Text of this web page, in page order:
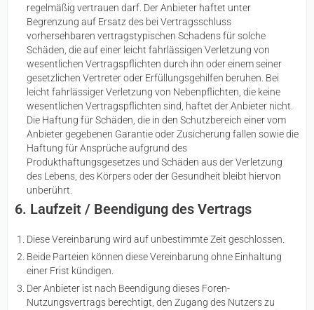
regelmäßig vertrauen darf. Der Anbieter haftet unter
Begrenzung auf Ersatz des bei Vertragsschluss
vorhersehbaren vertragstypischen Schadens für solche
Schäden, die auf einer leicht fahrlässigen Verletzung von
wesentlichen Vertragspflichten durch ihn oder einem seiner
gesetzlichen Vertreter oder Erfüllungsgehilfen beruhen. Bei
leicht fahrlässiger Verletzung von Nebenpflichten, die keine
wesentlichen Vertragspflichten sind, haftet der Anbieter nicht.
Die Haftung für Schäden, die in den Schutzbereich einer vom
Anbieter gegebenen Garantie oder Zusicherung fallen sowie die
Haftung für Ansprüche aufgrund des
Produkthaftungsgesetzes und Schäden aus der Verletzung
des Lebens, des Körpers oder der Gesundheit bleibt hiervon
unberührt.
6. Laufzeit / Beendigung des Vertrags
Diese Vereinbarung wird auf unbestimmte Zeit geschlossen.
Beide Parteien können diese Vereinbarung ohne Einhaltung
einer Frist kündigen.
Der Anbieter ist nach Beendigung dieses Foren-
Nutzungsvertrags berechtigt, den Zugang des Nutzers zu